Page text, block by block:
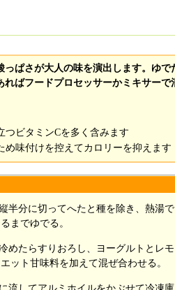
ぱさが大人の味を演出します。ゆで
ばフードプロセッサーかミキサーで
つビタミンCを多く含みます
味付けを控えてカロリーを抑えます
半分に切ってへたと種を除き、熱湯で
までゆでる。
めたらすりおろし、ヨーグルトとレモ
ット甘味料を加えて混ぜ合わせる。